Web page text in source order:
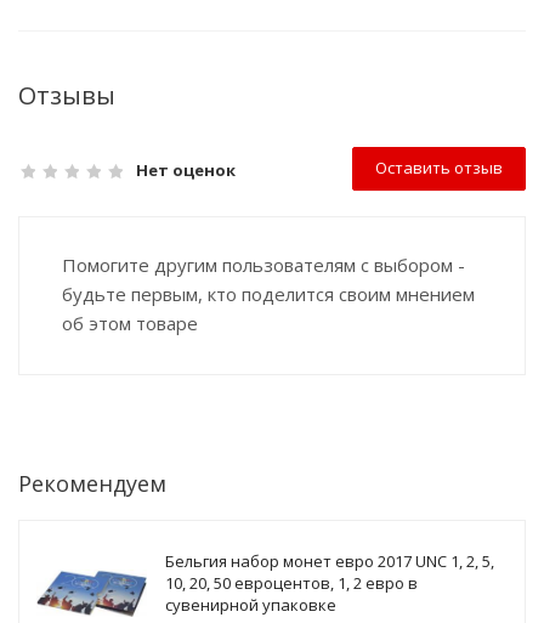
Отзывы
Нет оценок Оставить отзыв
Помогите другим пользователям с выбором -
будьте первым, кто поделится своим мнением
об этом товаре
Рекомендуем
Бельгия набор монет евро 2017 UNC 1, 2, 5,
10, 20, 50 евроцентов, 1, 2 евро в
сувенирной упаковке